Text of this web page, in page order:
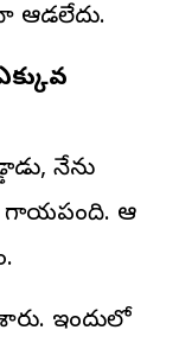
ఆడలేదు.
నేను
ఆ
ఇందులో